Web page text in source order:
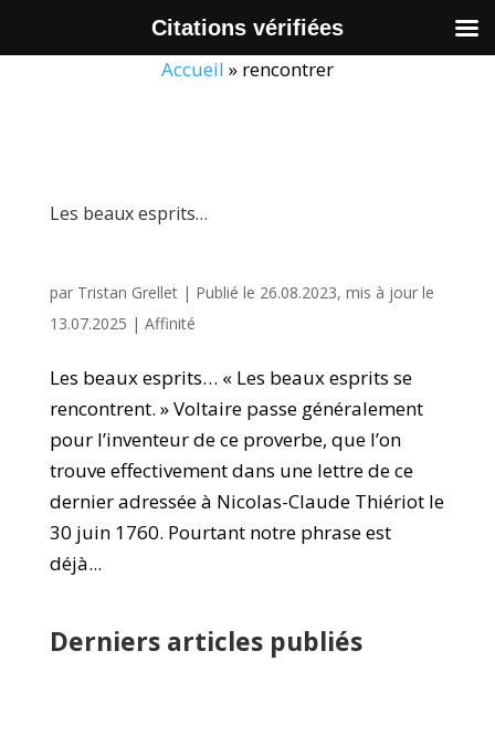
Accueil » rencontrer
Les beaux esprits…
par Tristan Grellet| Publié le 26.08.2023, mis à jour le
13.07.2025 | Affinité
Les beaux esprits… « Les beaux esprits se
rencontrent. » Voltaire passe généralement
pour l’inventeur de ce proverbe, que l’on
trouve effectivement dans une lettre de ce
dernier adressée à Nicolas-Claude Thiériot le
30 juin 1760. Pourtant notre phrase est
déjà...
Derniers articles publiés
Citations vérifiées